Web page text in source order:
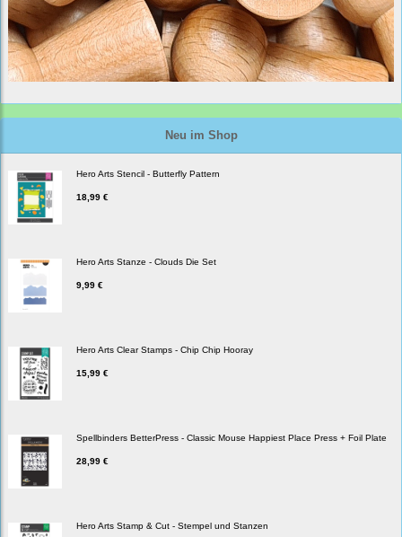
Neu im Shop
Hero Arts Stencil - Butterfly Pattern
18,99 €
Hero Arts Stanze - Clouds Die Set
9,99 €
Hero Arts Clear Stamps - Chip Chip Hooray
15,99 €
Spellbinders BetterPress - Classic Mouse Happiest Place Press + Foil Plate
28,99 €
Hero Arts Stamp & Cut - Stempel und Stanzen